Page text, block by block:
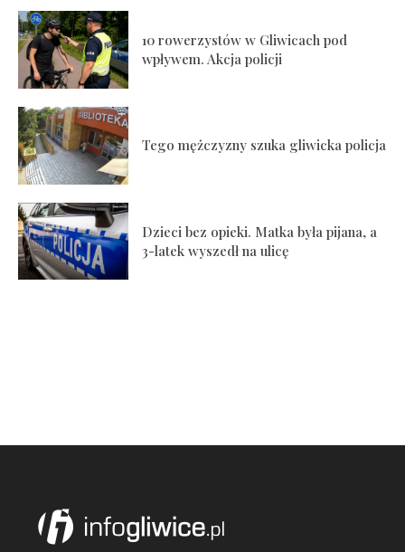
10 rowerzystów w Gliwicach pod
wpływem. Akcja policji
Tego mężczyzny szuka gliwicka policja
Dzieci bez opieki. Matka była pijana, a
3-latek wyszedł na ulicę